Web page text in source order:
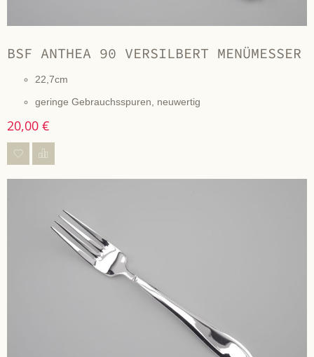
BSF ANTHEA 90 VERSILBERT MENÜMESSER
22,7cm
geringe Gebrauchsspuren, neuwertig
20,00 €